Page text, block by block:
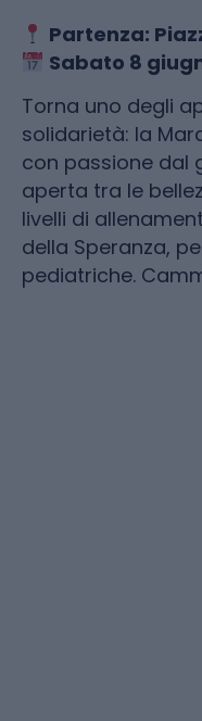
Partenza:
Sabato 8
Torna uno degli
solidarietà: la
con passione dal
aperta tra le
livelli di
della Speranza,
pediatriche.